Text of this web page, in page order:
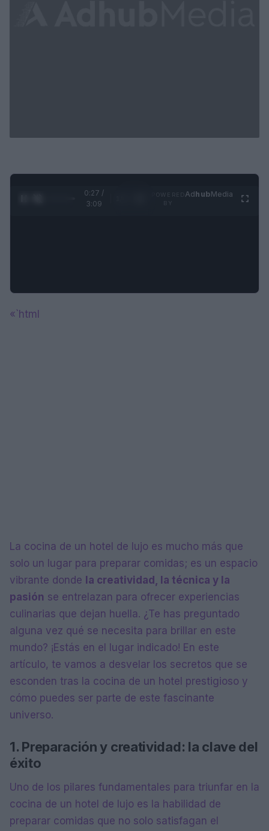
0:28 /
3:09
AdhubMedia
«`html
La cocina de un hotel de lujo es mucho más que
solo un lugar para preparar comidas; es un espacio
vibrante donde la creatividad, la técnica y la
pasión se entrelazan para ofrecer experiencias
culinarias que dejan huella. ¿Te has preguntado
alguna vez qué se necesita para brillar en este
mundo? ¡Estás en el lugar indicado! En este
artículo, te vamos a desvelar los secretos que se
esconden tras la cocina de un hotel prestigioso y
cómo puedes ser parte de este fascinante
universo.
1. Preparación y creatividad: la clave del
éxito
Uno de los pilares fundamentales para triunfar en la
cocina de un hotel de lujo es la habilidad de
preparar comidas que no solo satisfagan el